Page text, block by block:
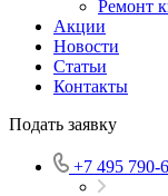
Ремонт
Акции
Новости
Статьи
Контакты
Подать заявку
+7 495 790-